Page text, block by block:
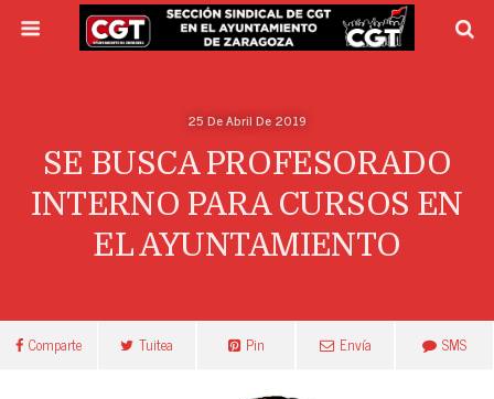
25 De Abril De 2019
SE BUSCA PROFESORADO
INTERNO PARA CURSOS EN
EL AYUNTAMIENTO
Comparte Tuitea Pin Envía SMS